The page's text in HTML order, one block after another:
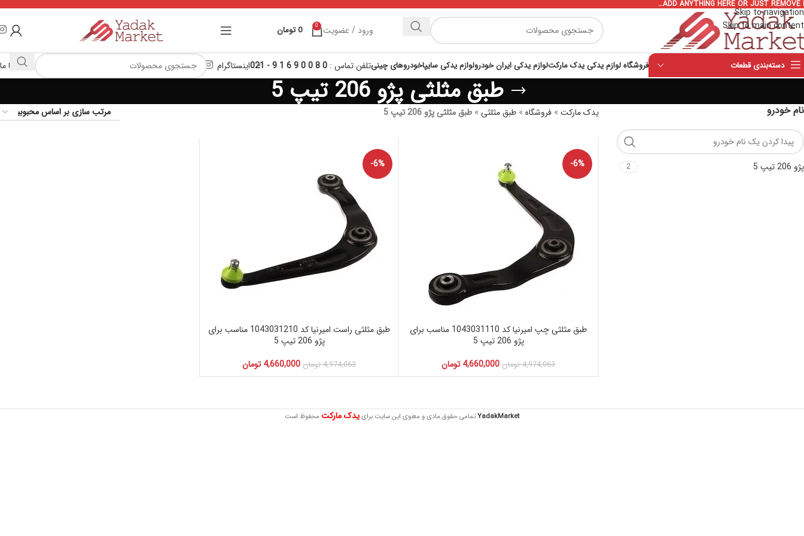
Skip to navigation
Skip to main content
ADD ANYTHING HERE OR JUST REMOVE
ورود / عضویت 0
0 تومان
دسته‌بندی قطعات فروشگاه لوازم یدکی یدک مارکتلوازم یدکی ایران خودرولوازم یدکی سایپاخودروهای چینیتلفن تماس : 0 8 0 0 9 6 1 9 - 021 اینستاگرام تماس با ما
طبق مثلثی پژو 206 تیپ 5
نام خودرو
پژو 206 تیپ 5 2
یدک مارکت»فروشگاه»طبق مثلثی»طبق مثلثی پژو 206 تیپ 5
-6%
طبق مثلثی چپ امیرنیا کد 1043031110 مناسب برای
پژو 206 تیپ 5
4,974,063 تومان 4,660,000 تومان
-6%
طبق مثلثی راست امیرنیا کد 1043031210 مناسب برای
پژو 206 تیپ 5
4,974,063 تومان 4,660,000 تومان
YadakMarketتمامی حقوق مادی و معنوی این سایت براییدک مارکت محفوظ است